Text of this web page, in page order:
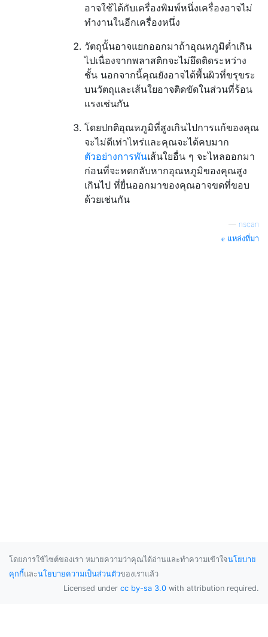
อาจใช้ได้กับเครื่องพิมพ์หนึ่งเครื่องอาจไม่
ทำงานในอีกเครื่องหนึ่ง
วัตถุนั้นอาจแยกออกมาถ้าอุณหภูมิต่ำเกิน
ไปเนื่องจากพลาสติกจะไม่ยึดติดระหว่าง
ชั้น นอกจากนี้คุณยังอาจได้พื้นผิวที่ขรุขระ
บนวัตถุและเส้นใยอาจติดขัดในส่วนที่ร้อน
แรงเช่นกัน
โดยปกติอุณหภูมิที่สูงเกินไปการแก้ของคุณ
จะไม่ดีเท่าไหร่และคุณจะได้คบมาก
ตัวอย่างการพันเส้นใยอื่น ๆ จะไหลออกมา
ก่อนที่จะหดกลับหากอุณหภูมิของคุณสูง
เกินไป ที่ยื่นออกมาของคุณอาจขดที่ขอบ
ด้วยเช่นกัน
nscan
แหล่งที่มา
โดยการใช้ไซต์ของเรา หมายความว่าคุณได้อ่านและทำความเข้าใจนโยบาย
คุกกี้และนโยบายความเป็นส่วนตัวของเราแล้ว
Licensed under cc by-sa 3.0 with attribution required.